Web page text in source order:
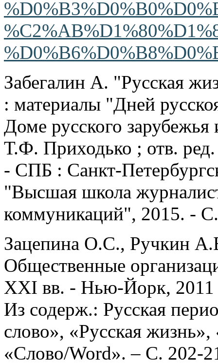
Забегалин А. "Русская
: материалы "Дней
Доме русского
Т.Ф. Приходько ; отв.
- СПБ : Санкт-
"Высшая школа
коммуникаций", 2015. -
Зацепина О.С., Ручкин
Общественные
XXI вв. - Нью-Йорк, 2011
Из содерж.: Русская
слово», «Русская
«Слово/Word». – С. 202-